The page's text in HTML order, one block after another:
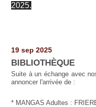
2025.
19 sep 2025
BIBLIOTHÈQUE
Suite à un échange avec
annoncer l'arrivée de :
* MANGAS Adultes :